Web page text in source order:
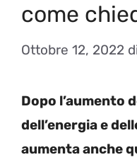
come
Ottobre 12, 2022
Dopo l’aumento
dell’energia e
aumenta anche